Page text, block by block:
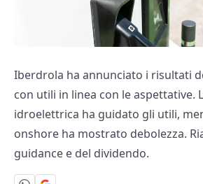
Iberdrola ha annunciato i risultati
con utili in linea con le aspettative.
idroelettrica ha guidato gli utili,
onshore ha mostrato debolezza.
guidance e del dividendo.